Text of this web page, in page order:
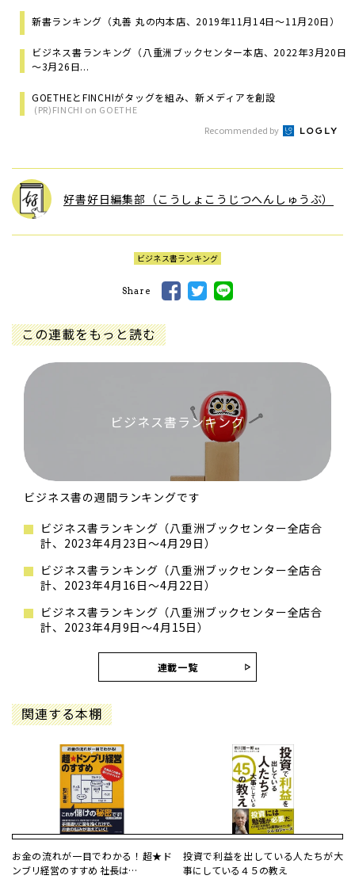
新書ランキング（丸善 丸の内本店、2019年11月14日～11月20日）
ビジネス書ランキング（八重洲ブックセンター本店、2022年3月20日
～3月26日...
GOETHEとFINCHIがタッグを組み、新メディアを創設
(PR)FINCHI on GOETHE
Recommended by
好書好日編集部（こうしょこうじつへんしゅうぶ）
ビジネス書ランキング
Share
この連載をもっと読む
ビジネス書ランキング
ビジネス書の週間ランキングです
ビジネス書ランキング（八重洲ブックセンター全店合
計、2023年4月23日～4月29日）
ビジネス書ランキング（八重洲ブックセンター全店合
計、2023年4月16日～4月22日）
ビジネス書ランキング（八重洲ブックセンター全店合
計、2023年4月9日～4月15日）
連載一覧
関連する本棚
お金の流れが一目でわかる！超★ド
ンブリ経営のすすめ 社長は…
投資で利益を出している人たちが大
事にしている４５の教え